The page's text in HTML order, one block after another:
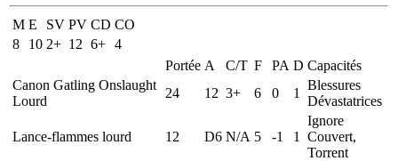
M E SV PV CD CO
8
10 2+ 12 6+ 4
Portée A C/T F PA D Capacités
Canon Gatling Onslaught
Lourd
24 12 3+ 6 0 1
Blessures
Dévastatrices
Lance-flammes lourd 12 D6 N/A 5 -1 1
Ignore
Couvert,
Torrent